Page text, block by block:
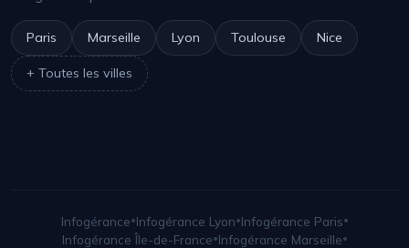
Paris Marseille Lyon Toulouse Nice
+ Toutes les villes
Infogérance•Infogérance Lyon•Infogérance Paris•
Infogérance Île-de-France•Infogérance Marseille•